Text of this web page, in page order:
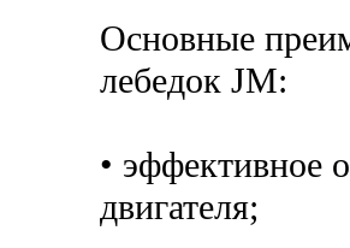
Основные
лебедок JM:
• эффективное
двигателя;